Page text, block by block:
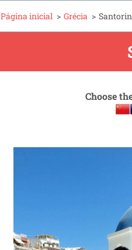
Página inicial > Grécia >
Choose